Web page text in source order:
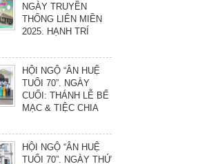
NGÀY TRUYỀN
THỐNG LIÊN MIỀN
2025. HẠNH TRÍ
HỘI NGỘ “ÂN HUỆ
TUỔI 70”. NGÀY
CUỐI: THÁNH LỄ BẾ
MẠC & TIỆC CHIA
HỘI NGỘ “ÂN HUỆ
TUỔI 70”. NGÀY THỨ